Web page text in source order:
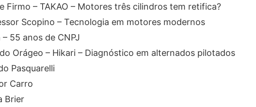
Firmo – TAKAO – Motores três cilindros tem retifica?
Scopino – Tecnologia em motores modernos
55 anos de CNPJ
Orágeo – Hikari – Diagnóstico em alternados pilotados
Pasquarelli
Carro
Brier